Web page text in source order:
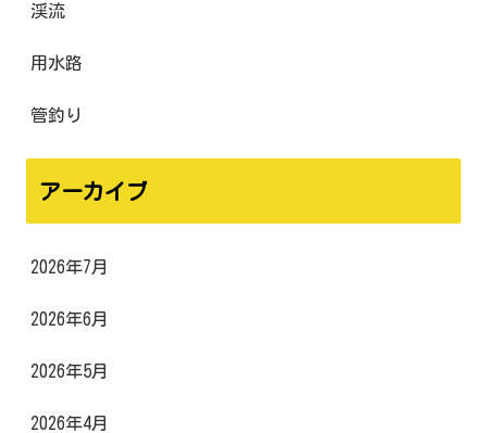
渓流
用水路
管釣り
アーカイブ
2026年7月
2026年6月
2026年5月
2026年4月